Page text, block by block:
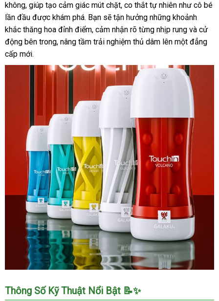
Tần
Sạc
USB
Kích
Thích
không, giúp tạo cảm giác mút chặt, co thắt tự nhiên như cô bé
lần đầu được khám phá. Bạn sẽ tận hưởng những khoảnh
khắc thăng hoa đỉnh điểm, cảm nhận rõ từng nhịp rung và cử
động bên trong, nâng tầm trải nghiệm thủ dâm lên một đẳng
cấp mới.
Cốc
Galaku
Thông Số Kỹ Thuật Nổi Bật 📝✨